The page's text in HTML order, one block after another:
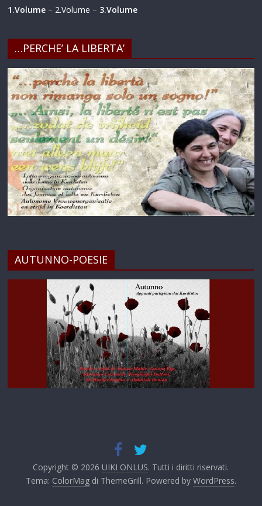
1.Volume – 2.Volume – 3.Volume
…PERCHE’ LA LIBERTA’
AUTUNNO-POESIE
Copyright © 2026 UIKI ONLUS. Tutti i diritti riservati.
Tema: ColorMagdi ThemeGrill. Powered by WordPress.